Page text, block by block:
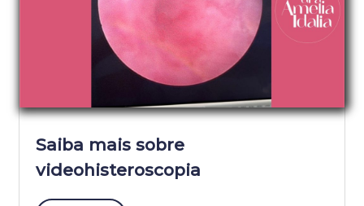
Saiba mais sobre
videohisteroscopia